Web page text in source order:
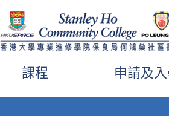
課程 申請及